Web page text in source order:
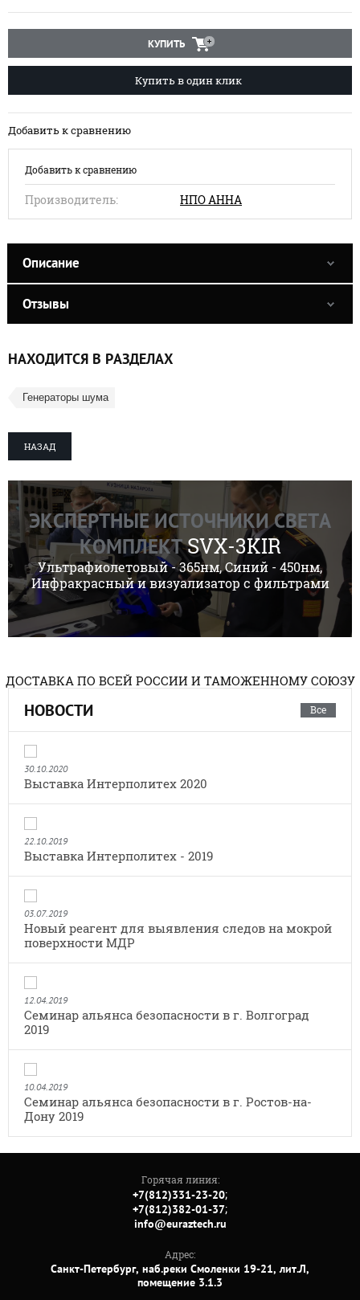
КУПИТЬ
Купить в один клик
Добавить к сравнению
Добавить к сравнению
Производитель: НПО АННА
Описание
Отзывы
НАХОДИТСЯ В РАЗДЕЛАХ
Генераторы шума
НАЗАД
ЭКСПЕРТНЫЕ ИСТОЧНИКИ СВЕТА
КОМПЛЕКТSVX-3KIR
Ультрафиолетовый - 365нм, Синий - 450нм,
Инфракрасный и визуализатор с фильтрами
ДОСТАВКА ПО ВСЕЙ РОССИИ И ТАМОЖЕННОМУ СОЮЗУ
НОВОСТИ Все
30.10.2020
Выставка Интерполитех 2020
22.10.2019
Выставка Интерполитех - 2019
03.07.2019
Новый реагент для выявления следов на мокрой
поверхности МДР
12.04.2019
Семинар альянса безопасности в г. Волгоград
2019
10.04.2019
Семинар альянса безопасности в г. Ростов-на-
Дону 2019
Горячая линия:
+7(812)331-23-20;
+7(812)382-01-37;
info@euraztech.ru
Адрес:
Санкт-Петербург, наб.реки Смоленки 19-21, лит.Л,
помещение 3.1.3